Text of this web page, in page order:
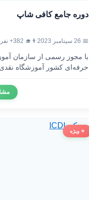
دوره جامع کافی شاپ
📅 26 سپتامبر 2023 👨‍🎓 382+ نفر
با مجوز رسمی از سازمان
حرفه‌ای کشور آموزشگاه
⭐ ویژه